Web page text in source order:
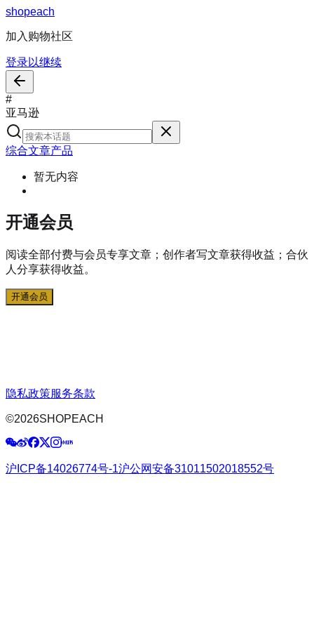
shopeach
加入购物社区
登录以继续
#
亚马逊
综合文章产品
暂无内容
开通会员
阅读全部付费与会员专享文章；创作者写文章获得收益；合伙
人分享获得收益。
开通会员
隐私政策服务条款
©2026SHOPEACH
沪ICP备14026774号-1沪公网安备31011502018552号